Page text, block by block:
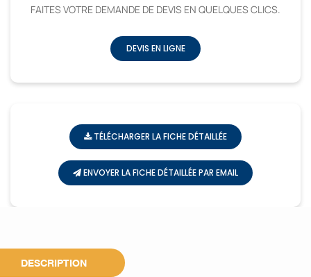
HONGROIS
FAITES VOTRE DEMANDE DE DEVIS EN QUELQUES CLICS.
DEVIS EN LIGNE
TÉLÉCHARGER LA FICHE DÉTAILLÉE
ENVOYER LA FICHE DÉTAILLÉE PAR EMAIL
DESCRIPTION